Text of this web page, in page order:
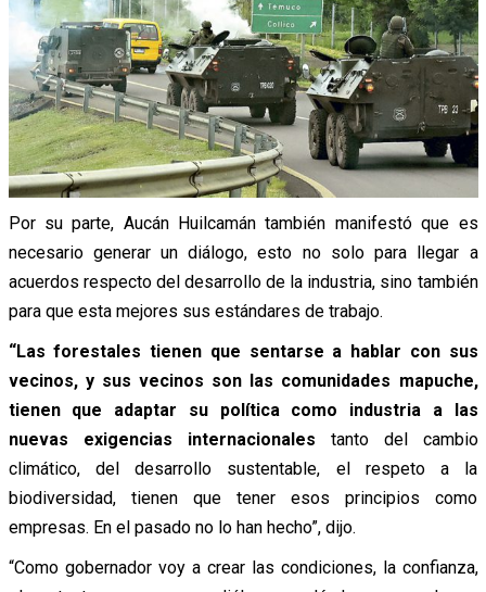
Por su parte, Aucán Huilcamán también manifestó que es
necesario generar un diálogo, esto no solo para llegar a
acuerdos respecto del desarrollo de la industria, sino también
para que esta mejores sus estándares de trabajo.
“Las forestales tienen que sentarse a hablar con sus
vecinos, y sus vecinos son las comunidades mapuche,
tienen que adaptar su política como industria a las
nuevas exigencias internacionales tanto del cambio
climático, del desarrollo sustentable, el respeto a la
biodiversidad, tienen que tener esos principios como
empresas. En el pasado no lo han hecho”, dijo.
“Como gobernador voy a crear las condiciones, la confianza,